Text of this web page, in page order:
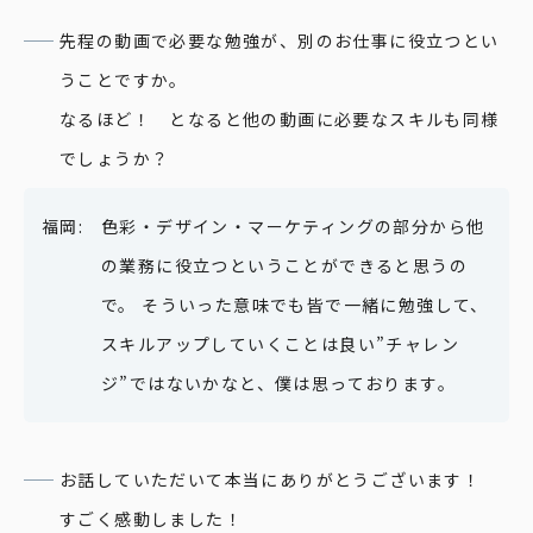
先程の動画で必要な勉強が、別のお仕事に役立つとい
うことですか。
なるほど！ となると他の動画に必要なスキルも同様
でしょうか？
色彩・デザイン・マーケティングの部分から他
の業務に役立つということができると思うの
で。 そういった意味でも皆で一緒に勉強して、
スキルアップしていくことは良い”チャレン
ジ”ではないかなと、僕は思っております。
お話していただいて本当にありがとうございます！
すごく感動しました！